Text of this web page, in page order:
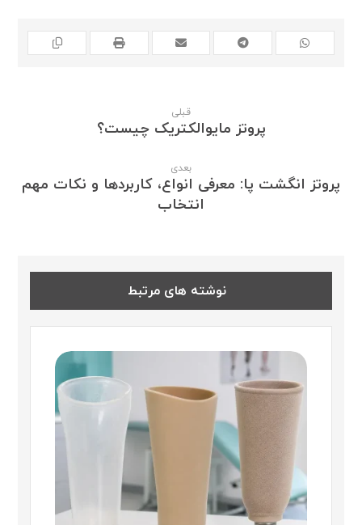
قبلی
پروتز مایوالکتریک چیست؟
بعدی
پروتز انگشت پا: معرفی انواع، کاربردها و نکات مهم
انتخاب
نوشته های مرتبط